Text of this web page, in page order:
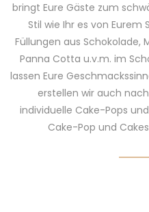
bringt Eure Gäste zum
Stil wie Ihr es von Eurem
Füllungen aus Schokolade,
Panna Cotta u.v.m. im
lassen Eure
erstellen wir auch
individuelle Cake-Pops
Cake-Pop und